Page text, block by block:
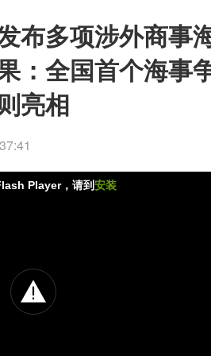
布多项涉外商事
：全国首个海事
亮相
Player，请到安装